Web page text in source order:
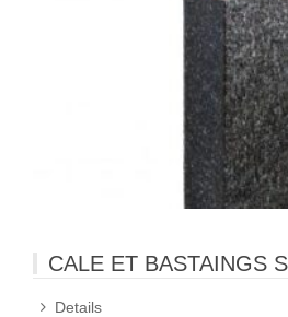
CALE ET BASTAINGS
Details